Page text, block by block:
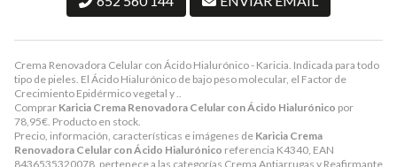
Crema Renovadora Celular con Ácido Hialurónico - Karicia. Indicada para todo
tipo de pieles. El Ácido Hialurónico de bajo peso molecular, el Factor de
Crecimiento Epidérmico vegetal y ..
Comprar Karicia Crema Renovadora Celular con Ácido Hialurónico por
78,95€ . Producto en stock.
Precio, información, características e imágenes de Karicia Crema
Renovadora Celular con Ácido Hialurónico referencia K4340, EAN
8436535320078, pertenece a las categorías Crema Antiarrugas y Reafirmante